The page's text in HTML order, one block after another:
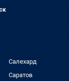
Салехард
Саратов